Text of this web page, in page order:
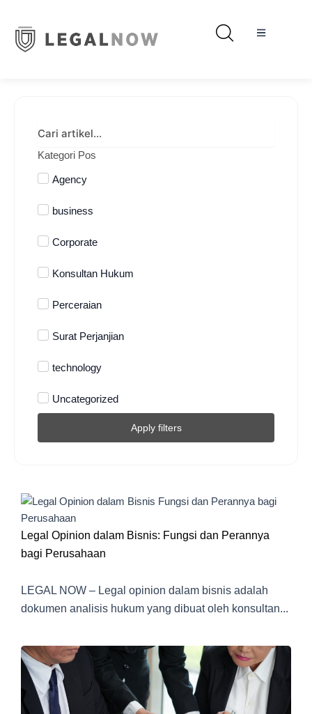
Kategori Pos
Agency
business
Corporate
Konsultan Hukum
Perceraian
Surat Perjanjian
technology
Uncategorized
Apply filters
Legal Opinion dalam Bisnis: Fungsi dan Perannya
bagi Perusahaan
LEGAL NOW – Legal opinion dalam bisnis adalah
dokumen analisis hukum yang dibuat oleh konsultan...